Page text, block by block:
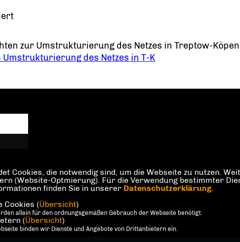
zur Umstrukturierung des Netzes in Treptow-
des Netzes in T-K
KONTAKT
Cookies, die notwendig sind, um die Webseite zu nutzen.
(Website-Optmierung). Für die Verwendung bestimmter
finden Sie in unserer Datenschutzerklärung.
Cookies (Übersicht)
allein für den ordnungsgemäßen Gebrauch der Webseite benötigt.
(Übersicht)
binden wir Dienste und Angebote von Drittanbietern ein.